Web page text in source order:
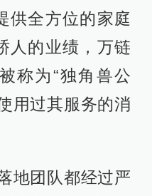
供全方位的家庭
人的业绩，万链
称为“独角兽公
用过其服务的消
地团队都经过严